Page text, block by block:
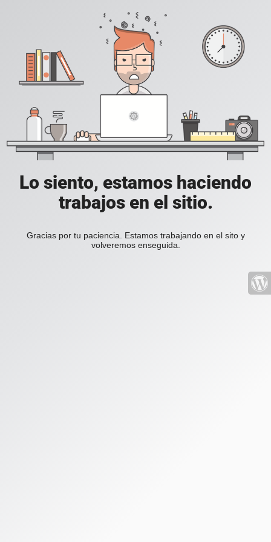
Lo siento, estamos haciendo
trabajos en el sitio.
Gracias por tu paciencia. Estamos trabajando en el sito y
volveremos enseguida.